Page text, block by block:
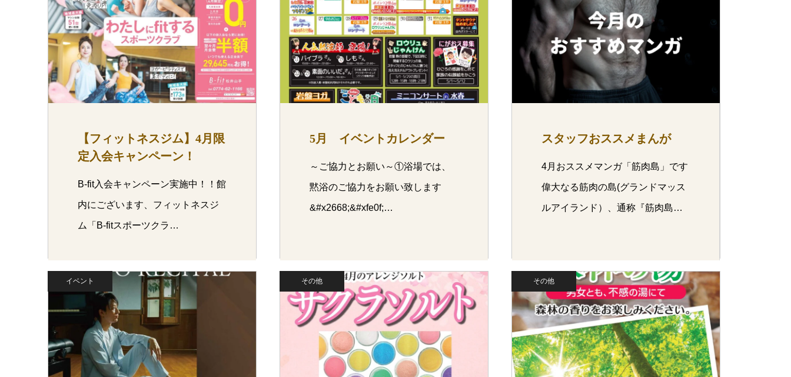
【フィットネスジム】4月限
定入会キャンペーン！
B-fit入会キャンペーン実施中！！館
内にございます、フィットネスジ
ム「B-fitスポーツクラ…
5月 イベントカレンダー
～ご協力とお願い～①浴場では、
黙浴のご協力をお願い致します
&#x2668;&#xfe0f;…
スタッフおススメまんが
4月おススメマンガ「筋肉島」です
偉大なる筋肉の島(グランドマッス
ルアイランド）、通称『筋肉島』
イベント その他 その他